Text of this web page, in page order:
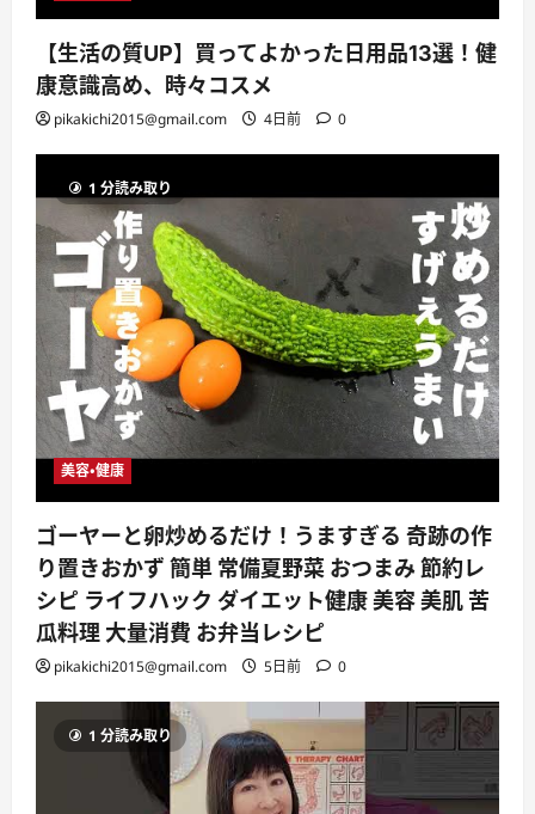
【生活の質UP】買ってよかった日用品13選！健
康意識高め、時々コスメ
pikakichi2015@gmail.com 4日前 0
1 分読み取り
美容・健康
ゴーヤーと卵炒めるだけ！うますぎる 奇跡の作
り置きおかず 簡単 常備夏野菜 おつまみ 節約レ
シピ ライフハック ダイエット健康 美容 美肌 苦
瓜料理 大量消費 お弁当レシピ
pikakichi2015@gmail.com 5日前 0
1 分読み取り